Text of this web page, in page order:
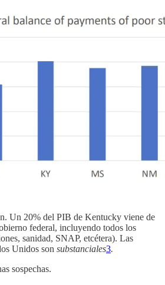
Un 20% del PIB de Kentucky viene de
federal, incluyendo todos los
sanidad, SNAP, etcétera). Las
Unidos son substanciales3.
sospechas.